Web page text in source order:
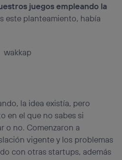
juegos empleando la
este planteamiento, había
la idea existía, pero
en el que no sabes si
o no. Comenzaron a
vigente y los problemas
con otras startups, además